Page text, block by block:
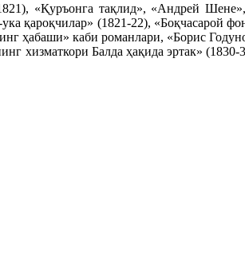
«Қуръонга тақлид», «Андрей
қароқчилар» (1821-22), «Боқчасарой
каби романлари, «Борис
хизматкори Балда ҳақида эртак»